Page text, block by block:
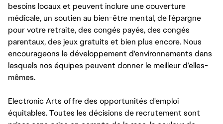
besoins locaux et peuvent inclure une couverture
médicale, un soutien au bien-être mental, de l'épargne
pour votre retraite, des congés payés, des congés
parentaux, des jeux gratuits et bien plus encore. Nous
encourageons le développement d'environnements dans
lesquels nos équipes peuvent donner le meilleur d’elles-
mêmes.
Electronic Arts offre des opportunités d'emploi
équitables. Toutes les décisions de recrutement sont